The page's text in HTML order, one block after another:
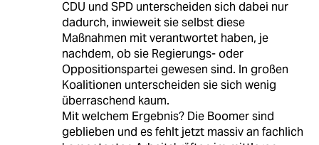
CDU und SPD unterscheiden sich dabei nur
dadurch, inwieweit sie selbst diese
Maßnahmen mit verantwortet haben, je
nachdem, ob sie Regierungs- oder
Oppositionspartei gewesen sind. In großen
Koalitionen unterscheiden sie sich wenig
überraschend kaum.
Mit welchem Ergebnis? Die Boomer sind
geblieben und es fehlt jetzt massiv an fachlich